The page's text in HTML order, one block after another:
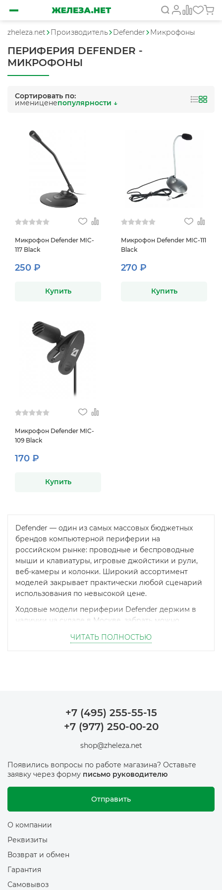
zheleza.net Производитель Defender Микрофоны
ПЕРИФЕРИЯ DEFENDER -
МИКРОФОНЫ
Сортировать по:
имениценепопулярности ↓
Микрофон Defender MIC-
117 Black
250 ₽
Купить
Микрофон Defender MIC-111
Black
270 ₽
Купить
Микрофон Defender MIC-
109 Black
170 ₽
Купить
Defender — один из самых массовых бюджетных
брендов компьютерной периферии на
российском рынке: проводные и беспроводные
мыши и клавиатуры, игровые джойстики и рули,
веб-камеры и колонки. Широкий ассортимент
моделей закрывает практически любой сценарий
использования по невысокой цене.
Ходовые модели периферии Defender держим в
наличии на складе в Москве, забрать можно
Москве, области и в регионы России.
ЧИТАТЬ ПОЛНОСТЬЮ
+7 (495) 255-55-15
+7 (977) 250-00-20
shop@zheleza.net
Появились вопросы по работе магазина? Оставьте
заявку через форму письмо руководителю
Отправить
О компании
Реквизиты
Возврат и обмен
Гарантия
Самовывоз